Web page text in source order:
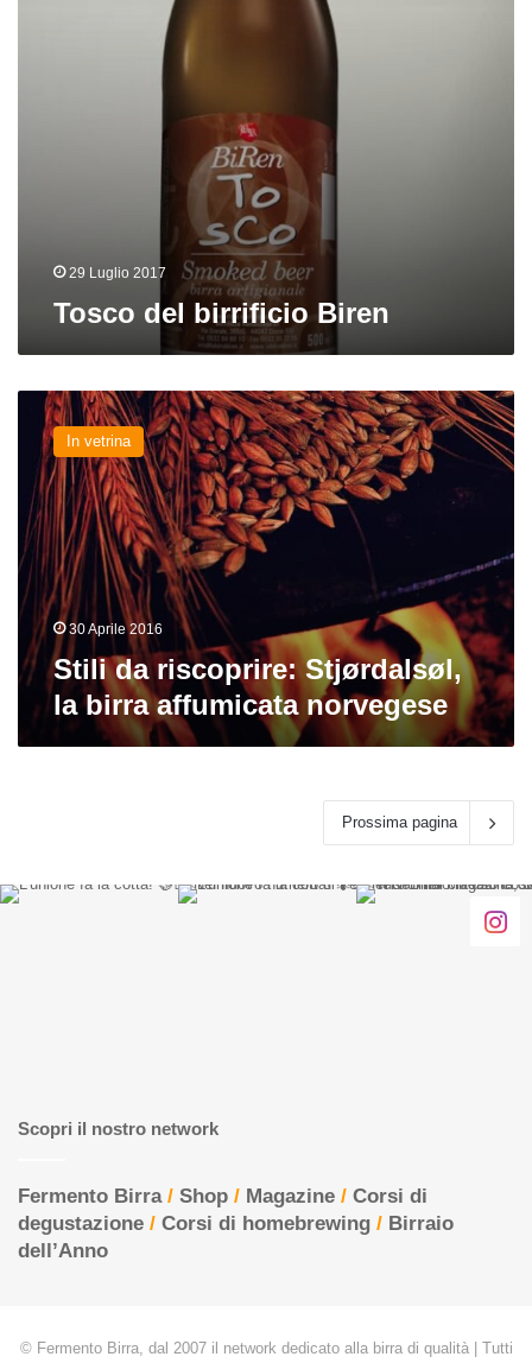
29 Luglio 2017
Tosco del birrificio Biren
riscoprire:
Stjørdalsøl,
birra
affumicata
norvegese
In vetrina
30 Aprile 2016
Stili da riscoprire: Stjørdalsøl,
la birra affumicata norvegese
Prossima pagina
Scopri il nostro network
Fermento Birra/ Shop / Magazine / Corsi di
degustazione / Corsi di homebrewing / Birraio
dell’Anno
© Fermento Birra, dal 2007 il network dedicato alla birra di qualità | Tutti